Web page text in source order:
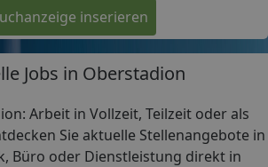
inserieren
Jobs in Oberstadion
Arbeit in Vollzeit, Teilzeit oder als
Sie aktuelle Stellenangebote in
Büro oder Dienstleistung direkt in